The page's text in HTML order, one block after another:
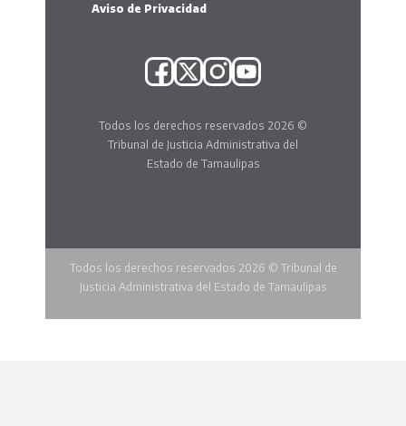
Aviso de Privacidad
Todos los derechos reservados 2026 ©
Tribunal de Justicia Administrativa del
Estado de Tamaulipas
Todos los derechos reservados 2026 © Tribunal de
Justicia Administrativa del Estado de Tamaulipas